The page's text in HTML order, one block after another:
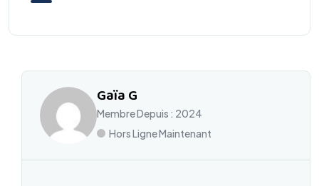
Gaïa G
Membre Depuis : 2024
Hors Ligne Maintenant